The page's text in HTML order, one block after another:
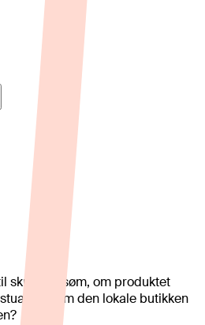
skreddersøm, om produktet
eller om den lokale butikken